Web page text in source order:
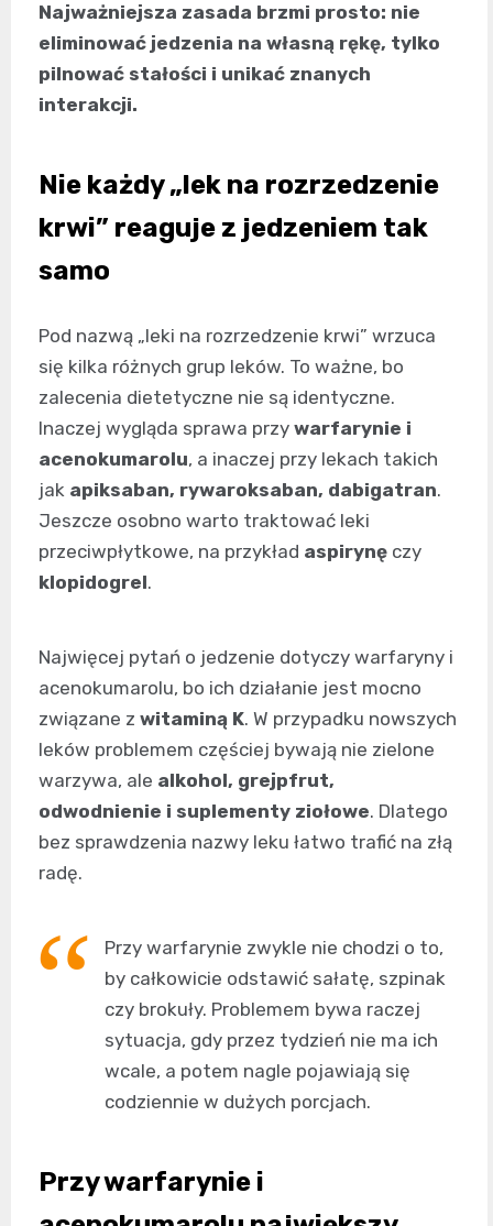
Najważniejsza zasada brzmi prosto: nie
eliminować jedzenia na własną rękę, tylko
pilnować stałości i unikać znanych
interakcji.
Nie każdy „lek na rozrzedzenie
krwi” reaguje z jedzeniem tak
samo
Pod nazwą „leki na rozrzedzenie krwi” wrzuca
się kilka różnych grup leków. To ważne, bo
zalecenia dietetyczne nie są identyczne.
Inaczej wygląda sprawa przy warfarynie i
acenokumarolu, a inaczej przy lekach takich
jak apiksaban, rywaroksaban, dabigatran.
Jeszcze osobno warto traktować leki
przeciwpłytkowe, na przykład aspirynę czy
klopidogrel.
Najwięcej pytań o jedzenie dotyczy warfaryny i
acenokumarolu, bo ich działanie jest mocno
związane z witaminą K. W przypadku nowszych
leków problemem częściej bywają nie zielone
warzywa, ale alkohol, grejpfrut,
odwodnienie i suplementy ziołowe. Dlatego
bez sprawdzenia nazwy leku łatwo trafić na złą
radę.
Przy warfarynie zwykle nie chodzi o to,
by całkowicie odstawić sałatę, szpinak
czy brokuły. Problemem bywa raczej
sytuacja, gdy przez tydzień nie ma ich
wcale, a potem nagle pojawiają się
codziennie w dużych porcjach.
Przy warfarynie i